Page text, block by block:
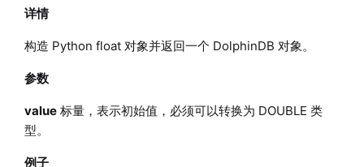
详情
构造 Python float 对象并返回一个 DolphinDB 对象。
参数
value标量，表示初始值，必须可以转换为 DOUBLE 类
型。
例子